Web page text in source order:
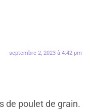
septembre 2, 2023 à 4:42 pm
de poulet de grain.